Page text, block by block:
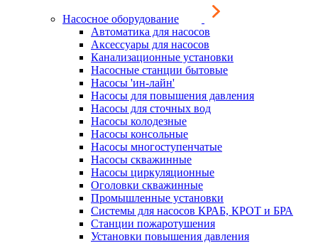
Насосное оборудование
Автоматика для насосов
Аксессуары для насосов
Канализационные установки
Насосные станции бытовые
Насосы 'ин-лайн'
Насосы для повышения давления
Насосы для сточных вод
Насосы колодезные
Насосы консольные
Насосы многоступенчатые
Насосы скважинные
Насосы циркуляционные
Оголовки скважинные
Промышленные установки
Системы для насосов КРАБ, КРОТ и БРА
Станции пожаротушения
Установки повышения давления